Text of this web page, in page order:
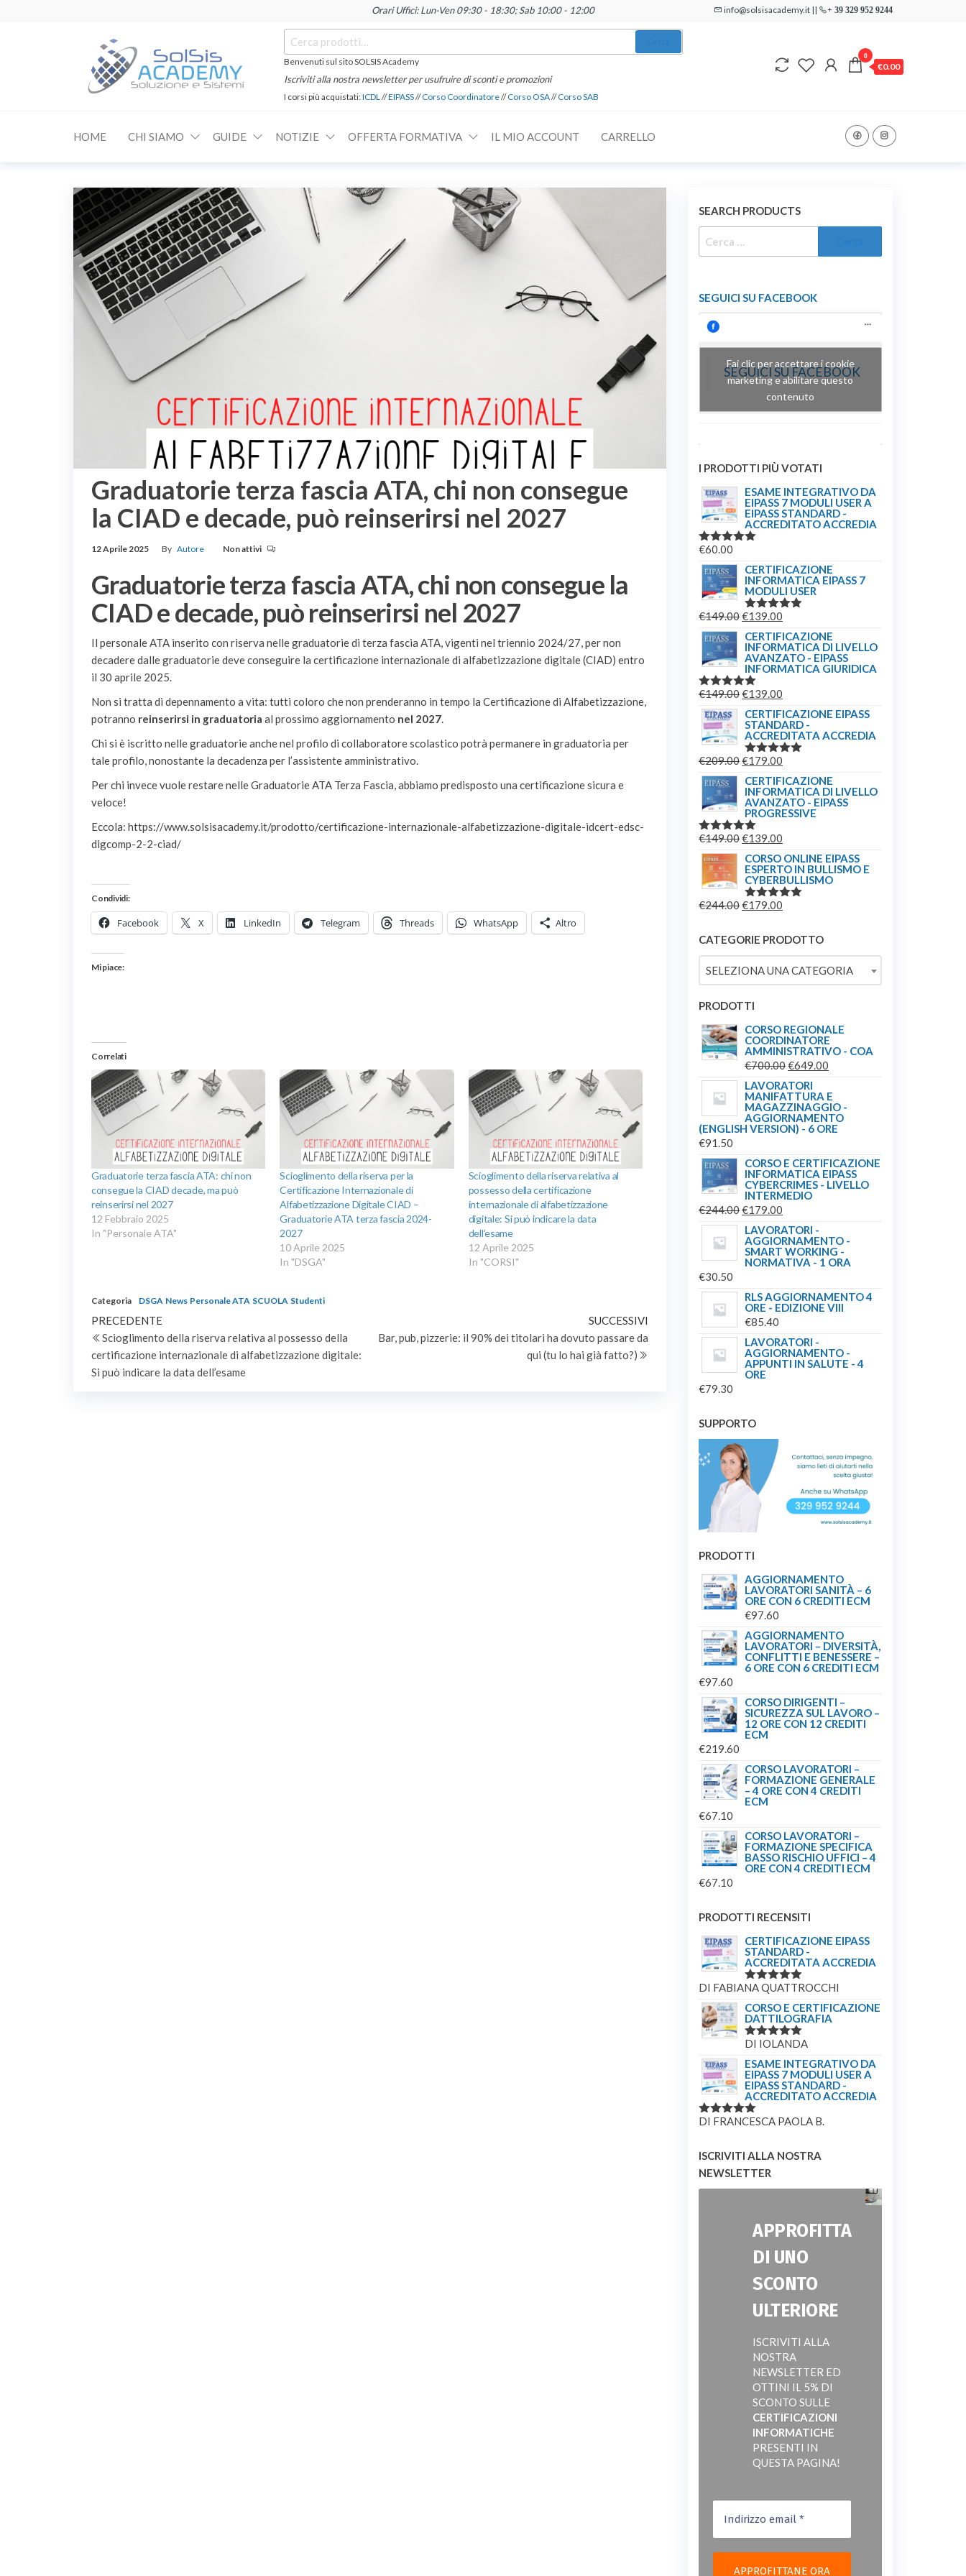
Orari Uffici: Lun-Ven 09:30 - 18:30; Sab 10:00 - 12:00 info@solsisacademy.it || + 39 329 952 9244
e
Cerca:
Benvenuti sul sito SOLSIS Academy
Iscriviti alla nostra newsletter per usufruire di sconti e promozioni
I corsi più acquistati:ICDL//EIPASS//Corso Coordinatore//Corso OSA//Corso SAB
0
€0.00
HOME CHI SIAMO GUIDE NOTIZIE OFFERTA FORMATIVA IL MIO ACCOUNT CARRELLO
Graduatorie terza fascia ATA, chi non consegue
la CIAD e decade, può reinserirsi nel 2027
12 Aprile 2025 By Autore Non attivi
Graduatorie terza fascia ATA, chi non consegue la
CIAD e decade, può reinserirsi nel 2027
Il personale ATA inserito con riserva nelle graduatorie di terza fascia ATA, vigenti nel triennio 2024/27, per non
decadere dalle graduatorie deve conseguire la certificazione internazionale di alfabetizzazione digitale (CIAD) entro
il 30 aprile 2025.
Non si tratta di depennamento a vita: tutti coloro che non prenderanno in tempo la Certificazione di Alfabetizzazione,
potranno reinserirsi in graduatoria al prossimo aggiornamento nel 2027.
Chi si è iscritto nelle graduatorie anche nel profilo di collaboratore scolastico potrà permanere in graduatoria per
tale profilo, nonostante la decadenza per l’assistente amministrativo.
Per chi invece vuole restare nelle Graduatorie ATA Terza Fascia, abbiamo predisposto una certificazione sicura e
veloce!
Eccola: https://www.solsisacademy.it/prodotto/certificazione-internazionale-alfabetizzazione-digitale-idcert-edsc-
digcomp-2-2-ciad/
Condividi:
Facebook X LinkedIn Telegram Threads WhatsApp Altro
Mi piace:
Correlati
Graduatorie terza fascia ATA: chi non
consegue la CIAD decade, ma può
reinserirsi nel 2027
12 Febbraio 2025
In "Personale ATA"
Scioglimento della riserva per la
Certificazione Internazionale di
Alfabetizzazione Digitale CIAD –
Graduatorie ATA terza fascia 2024-
2027
10 Aprile 2025
In "DSGA"
Scioglimento della riserva relativa al
possesso della certificazione
internazionale di alfabetizzazione
digitale: Si può indicare la data
dell’esame
12 Aprile 2025
In "CORSI"
Categoria DSGA News Personale ATA SCUOLA Studenti
Navigazione
articoli
Articolo
precedente
PRECEDENTE
Scioglimento della riserva relativa al possesso della
certificazione internazionale di alfabetizzazione digitale:
Si può indicare la data dell’esame
SUCCESSIVI
Bar, pub, pizzerie: il 90% dei titolari ha dovuto passare da
qui (tu lo hai già fatto?)
SEARCH PRODUCTS
SEGUICI SU FACEBOOK
SEGUICI SU FACEBOOK
Fai clic per accettare i cookie
marketing e abilitare questo
contenuto
I PRODOTTI PIÙ VOTATI
ESAME INTEGRATIVO DA
EIPASS 7 MODULI USER A
EIPASS STANDARD -
ACCREDITATO ACCREDIA
VALUTATO
5.00SU 5
€60.00
CERTIFICAZIONE
INFORMATICA EIPASS 7
MODULI USER
VALUTATO
€149.00IL
PREZZO
ORIGINALE
ERA:
€149.00.
€139.00
PREZZO
ATTUALE
È:
CERTIFICAZIONE
INFORMATICA DI LIVELLO
AVANZATO - EIPASS
INFORMATICA GIURIDICA
VALUTATO
5.00SU 5
€149.00IL
PREZZO
ORIGINALE
ERA:
€149.00.
€139.00
PREZZO
ATTUALE
È:
CERTIFICAZIONE EIPASS
STANDARD -
ACCREDITATA ACCREDIA
VALUTATO
€209.00IL
PREZZO
ORIGINALE
ERA:
€209.00.
€179.00
PREZZO
ATTUALE
È:
CERTIFICAZIONE
INFORMATICA DI LIVELLO
AVANZATO - EIPASS
PROGRESSIVE
VALUTATO
5.00SU 5
€149.00IL
PREZZO
ORIGINALE
ERA:
€149.00.
€139.00
PREZZO
ATTUALE
È:
CORSO ONLINE EIPASS
ESPERTO IN BULLISMO E
CYBERBULLISMO
VALUTATO
€244.00IL
ORIGINALE
ERA:
€244.00.
€179.00
ATTUALE
È:
€179.00.
CATEGORIE PRODOTTO
SELEZIONA UNA CATEGORIA
PRODOTTI
CORSO REGIONALE
COORDINATORE
AMMINISTRATIVO - COA
€700.00IL
PREZZO
ORIGINALE
ERA:
€700.00.
€649.00
ATTUALE
È:
€649.00.
LAVORATORI
MANIFATTURA E
MAGAZZINAGGIO -
AGGIORNAMENTO
(ENGLISH VERSION) - 6 ORE
€91.50
CORSO E CERTIFICAZIONE
INFORMATICA EIPASS
CYBERCRIMES - LIVELLO
INTERMEDIO
€244.00IL
PREZZO
ORIGINALE
ERA:
€179.00
PREZZO
ATTUALE
È:
LAVORATORI -
AGGIORNAMENTO -
SMART WORKING -
NORMATIVA - 1 ORA
€30.50
RLS AGGIORNAMENTO 4
ORE - EDIZIONE VIII
€85.40
LAVORATORI -
AGGIORNAMENTO -
APPUNTI IN SALUTE - 4
ORE
€79.30
SUPPORTO
PRODOTTI
AGGIORNAMENTO
LAVORATORI SANITÀ – 6
ORE CON 6 CREDITI ECM
€97.60
AGGIORNAMENTO
LAVORATORI – DIVERSITÀ,
CONFLITTI E BENESSERE –
6 ORE CON 6 CREDITI ECM
€97.60
CORSO DIRIGENTI –
SICUREZZA SUL LAVORO –
12 ORE CON 12 CREDITI
ECM
€219.60
CORSO LAVORATORI –
FORMAZIONE GENERALE
– 4 ORE CON 4 CREDITI
ECM
€67.10
CORSO LAVORATORI –
FORMAZIONE SPECIFICA
BASSO RISCHIO UFFICI – 4
ORE CON 4 CREDITI ECM
€67.10
PRODOTTI RECENSITI
CERTIFICAZIONE EIPASS
STANDARD -
ACCREDITATA ACCREDIA
VALUTATO
DI FABIANA QUATTROCCHI
CORSO E CERTIFICAZIONE
DATTILOGRAFIA
VALUTATO
DI IOLANDA
ESAME INTEGRATIVO DA
EIPASS 7 MODULI USER A
EIPASS STANDARD -
ACCREDITATO ACCREDIA
VALUTATO
DI FRANCESCA PAOLA B.
ISCRIVITI ALLA NOSTRA
NEWSLETTER
APPROFITTA
DI UNO
SCONTO
ULTERIORE
ISCRIVITI ALLA
NOSTRA
NEWSLETTER ED
OTTINI IL 5% DI
SCONTO SULLE
CERTIFICAZIONI
INFORMATICHE
PRESENTI IN
QUESTA PAGINA!